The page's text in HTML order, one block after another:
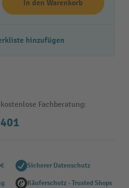
In den Warenkorb
hinzufügen
Fachberatung:
Sicherer Datenschutz
Käuferschutz - Trusted Shops